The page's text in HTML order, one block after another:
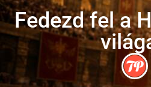
Fedezd fel a